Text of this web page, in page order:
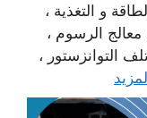
و التغذية ،
معالج الرسوم ،
التوانزستور ،